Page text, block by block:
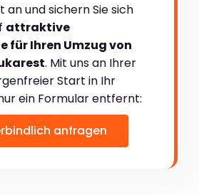
an und sichern Sie sich
attraktive
für Ihren Umzug von
. Mit uns an Ihrer
Start in Ihr
ein Formular entfernt:
anfragen